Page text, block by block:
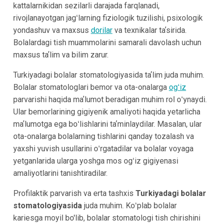
kattalarnikidan sezilarli darajada farqlanadi,
rivojlanayotgan jagʻlarning fiziologik tuzilishi, psixologik
yondashuv va maxsus dorilarva texnikalar taʼsirida.
Bolalardagi tish muammolarini samarali davolash uchun
maxsus taʼlim va bilim zarur.
Turkiyadagi bolalar stomatologiyasida taʼlim juda muhim.
Bolalar stomatologlari bemor va ota-onalarga ogʻiz
parvarishi haqida maʼlumot beradigan muhim rol oʻynaydi.
Ular bemorlarining gigiyenik amaliyoti haqida yetarlicha
maʼlumotga ega boʻlishlarini taʼminlaydilar. Masalan, ular
ota-onalarga bolalarning tishlarini qanday tozalash va
yaxshi yuvish usullarini oʻrgatadilar va bolalar voyaga
yetganlarida ularga yoshga mos ogʻiz gigiyenasi
amaliyotlarini tanishtiradilar.
Profilaktik parvarish va erta tashxis Turkiyadagi bolalar
stomatologiyasidajuda muhim. Koʻplab bolalar
kariesga moyil bo'lib, bolalar stomatologi tish chirishini